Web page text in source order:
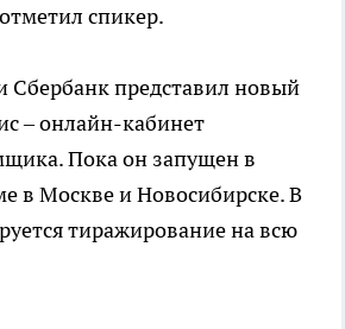
спикер.
Сбербанк представил новый
– онлайн-кабинет
Пока он запущен в
в Москве и Новосибирске. В
тиражирование на всю